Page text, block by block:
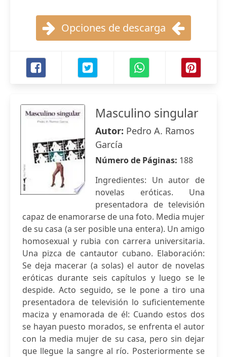
Opciones de descarga
Masculino singular
Autor: Pedro A. Ramos
García
Número de Páginas: 188
Ingredientes: Un autor de
novelas eróticas. Una
presentadora de televisión
capaz de enamorarse de una foto. Media mujer
de su casa (a ser posible una entera). Un amigo
homosexual y rubia con carrera universitaria.
Una pizca de cantautor cubano. Elaboración:
Se deja macerar (a solas) el autor de novelas
eróticas durante seis capítulos y luego se le
despide. Acto seguido, se le pone a tiro una
presentadora de televisión lo suficientemente
maciza y enamorada de él: Cuando estos dos
se hayan puesto morados, se enfrenta el autor
con la media mujer de su casa, pero sin dejar
que llegue la sangre al río. Posteriormente se